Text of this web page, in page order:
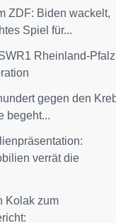
ZDF: Biden wackelt,
Spiel für...
Rheinland-Pfalz
gegen den
begeht...
verrät die
Kolak zum